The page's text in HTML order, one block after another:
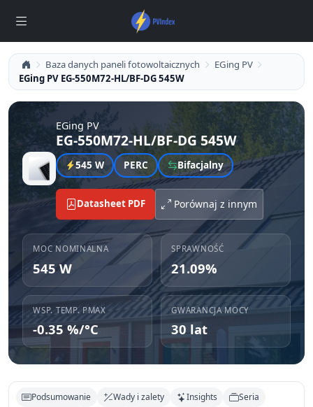
Baza danych paneli fotowoltaicznych
EGing PV
EGing PV EG-550M72-HL/BF-DG 545W
EGing PV
EG-550M72-HL/BF-DG 545W
545 W PERC Bifacjalny
Datasheet PDF Porównaj z innym
MOC NOMINALNA
545 W
SPRAWNOŚĆ
21.09%
WSP. TEMP. PMAX
-0.35 %/°C
GWARANCJA MOCY
30 lat
Podsumowanie Wady i zalety Insights
Seria